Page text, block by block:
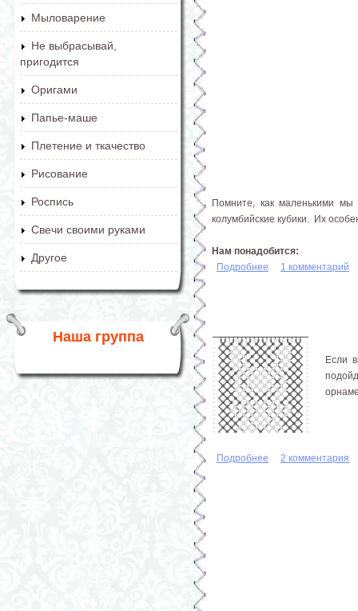
Мыловарение
Не выбрасывай,
пригодится
Оригами
Папье-маше
Плетение и ткачество
Рисование
Роспись
Свечи своими руками
Другое
Наша группа
Помните, как маленькими мы
колумбийские кубики. Их
Нам понадобится:
Подробнее о Колумбийская
1 комментарий
Если
Подробнее о Схемы плетения
2 комментария